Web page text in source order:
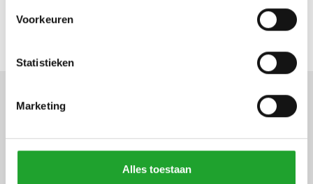
Voorkeuren
Statistieken
Marketing
Alles toestaan
Definitieve hoeveelheden
jaaraanvoermelding
potplanten 2026/2027